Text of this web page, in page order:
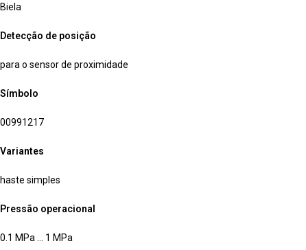
Biela
Detecção de posição
para o sensor de proximidade
Símbolo
00991217
Variantes
haste simples
Pressão operacional
0.1 MPa … 1 MPa